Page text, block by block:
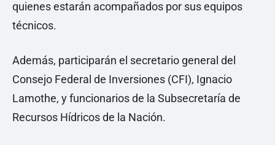
quienes estarán acompañados por sus equipos
técnicos.
Además, participarán el secretario general del
Consejo Federal de Inversiones (CFI), Ignacio
Lamothe, y funcionarios de la Subsecretaría de
Recursos Hídricos de la Nación.